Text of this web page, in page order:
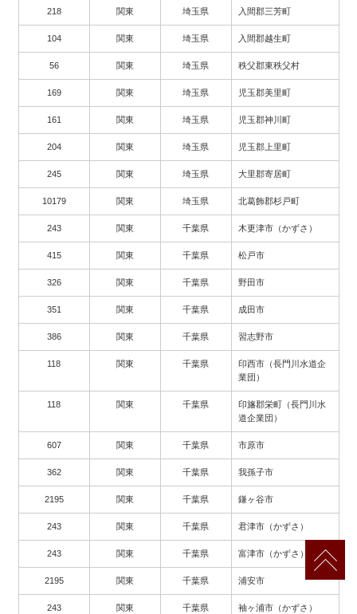
218 関東 埼玉県 入間郡三芳町
104 関東 埼玉県 入間郡越生町
56 関東 埼玉県 秩父郡東秩父村
169 関東 埼玉県 児玉郡美里町
161 関東 埼玉県 児玉郡神川町
204 関東 埼玉県 児玉郡上里町
245 関東 埼玉県 大里郡寄居町
10179 関東 埼玉県 北葛飾郡杉戸町
243 関東 千葉県 木更津市（かずさ）
415 関東 千葉県 松戸市
326 関東 千葉県 野田市
351 関東 千葉県 成田市
386 関東 千葉県 習志野市
118 関東 千葉県
印西市（長門川水道企
業団）
118 関東 千葉県
印旛郡栄町（長門川水
道企業団）
607 関東 千葉県 市原市
362 関東 千葉県 我孫子市
2195 関東 千葉県 鎌ヶ谷市
243 関東 千葉県 君津市（かずさ）
243 関東 千葉県 富津市（かずさ）
2195 関東 千葉県 浦安市
243 関東 千葉県 袖ヶ浦市（かずさ）